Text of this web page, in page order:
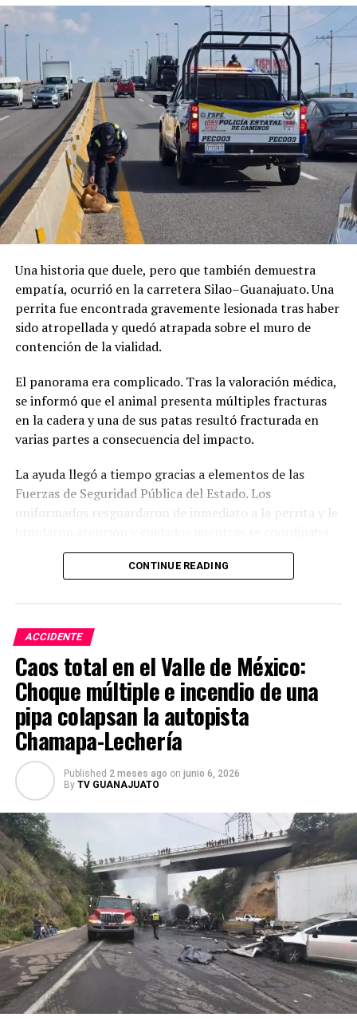
ADVERTISEMENT
La ciudadanía esperaba una transformación visible del
paisaje urbano; sin embargo, para muchos el resultado
quedó lejos de las expectativas y demuestra que una
intervención de este tipo requiere una planeación
completa y una estrategia de largo plazo, no
únicamente el retiro de algunos metros de cable.
Una historia que duele, pero que también demuestra
empatía, ocurrió en la carretera Silao–Guanajuato. Una
perrita fue encontrada gravemente lesionada tras haber
sido atropellada y quedó atrapada sobre el muro de
contención de la vialidad.
El panorama era complicado. Tras la valoración médica,
se informó que el animal presenta múltiples fracturas
en la cadera y una de sus patas resultó fracturada en
varias partes a consecuencia del impacto.
La ayuda llegó a tiempo gracias a elementos de las
Fuerzas de Seguridad Pública del Estado. Los
uniformados resguardaron de inmediato a la perrita y le
su traslado para recibir atención especializada.
Actualmente, la perrita se encuentra internada en la
clínica Capital Vet, donde ya fue valorada y atendida por
el equipo médico. A pesar de la gravedad de sus lesiones,
los especialistas señalan que tiene posibilidades
favorables de recuperación con los cuidados necesarios.
CONTINUE READING
ACCIDENTE
Caos total en el Valle de México:
Choque múltiple e incendio de una
pipa colapsan la autopista
Chamapa-Lechería
Published 2 meses ago on junio 6, 2026
By TV GUANAJUATO